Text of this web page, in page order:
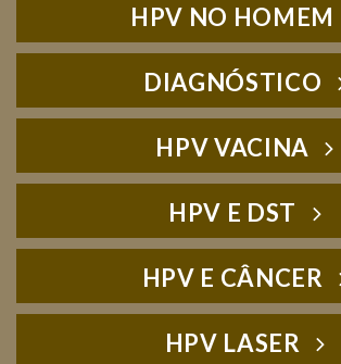
HPV NO HOMEM
DIAGNÓSTICO
HPV VACINA
HPV E DST
HPV E CÂNCER
HPV LASER